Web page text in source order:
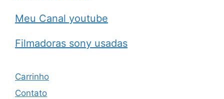
Meu Canal youtube
Filmadoras sony usadas
Carrinho
Contato